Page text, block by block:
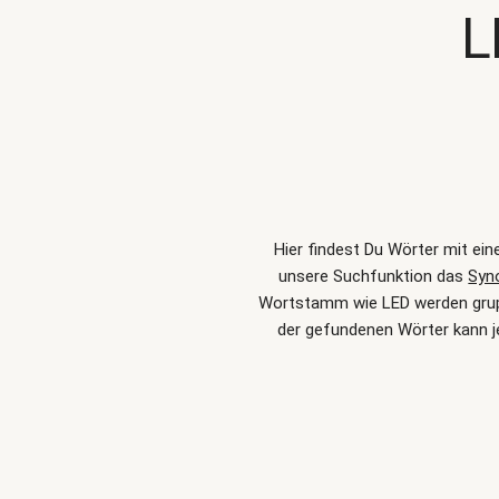
Hier findest Du Wörter mit
unsere Suchfunktion das
Wortstamm wie LED werden
der gefundenen Wörter kann